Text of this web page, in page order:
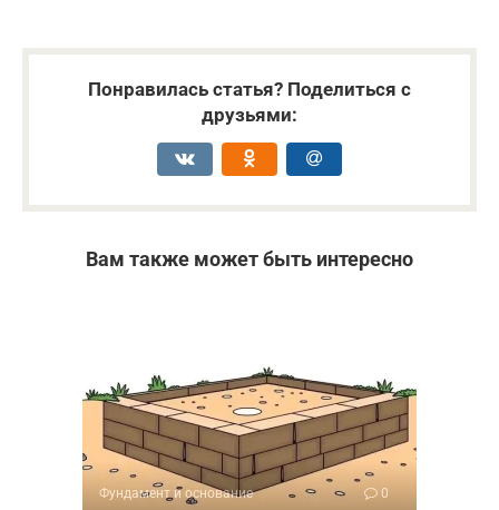
Понравилась статья? Поделиться с
друзьями:
Вам также может быть интересно
Фундамент и основание 0